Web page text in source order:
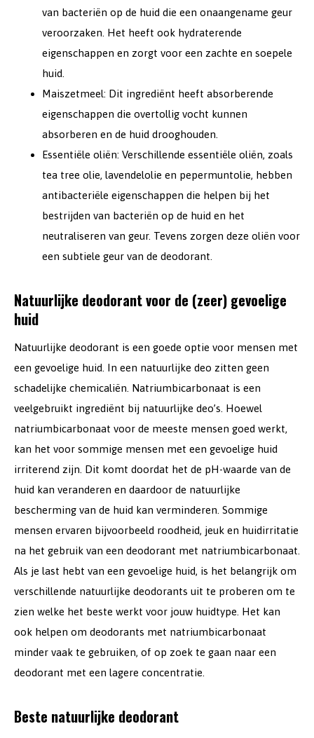
van bacteriën op de huid die een onaangename geur
veroorzaken. Het heeft ook hydraterende
eigenschappen en zorgt voor een zachte en soepele
huid.
Maiszetmeel: Dit ingrediënt heeft absorberende
eigenschappen die overtollig vocht kunnen
absorberen en de huid drooghouden.
Essentiële oliën: Verschillende essentiële oliën, zoals
tea tree olie, lavendelolie en pepermuntolie, hebben
antibacteriële eigenschappen die helpen bij het
bestrijden van bacteriën op de huid en het
neutraliseren van geur. Tevens zorgen deze oliën voor
een subtiele geur van de deodorant.
Natuurlijke deodorant voor de (zeer) gevoelige
huid
Natuurlijke deodorant is een goede optie voor mensen met
een gevoelige huid. In een natuurlijke deo zitten geen
schadelijke chemicaliën. Natriumbicarbonaat is een
veelgebruikt ingrediënt bij natuurlijke deo’s. Hoewel
natriumbicarbonaat voor de meeste mensen goed werkt,
kan het voor sommige mensen met een gevoelige huid
irriterend zijn. Dit komt doordat het de pH-waarde van de
huid kan veranderen en daardoor de natuurlijke
bescherming van de huid kan verminderen. Sommige
mensen ervaren bijvoorbeeld roodheid, jeuk en huidirritatie
na het gebruik van een deodorant met natriumbicarbonaat.
Als je last hebt van een gevoelige huid, is het belangrijk om
verschillende natuurlijke deodorants uit te proberen om te
zien welke het beste werkt voor jouw huidtype. Het kan
ook helpen om deodorants met natriumbicarbonaat
minder vaak te gebruiken, of op zoek te gaan naar een
deodorant met een lagere concentratie.
Beste natuurlijke deodorant